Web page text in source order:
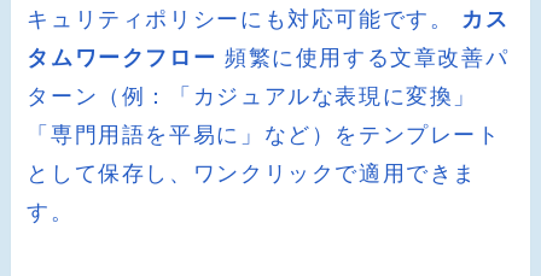
キュリティポリシーにも対応可能です。 カス
タムワークフロー 頻繁に使用する文章改善パ
ターン（例：「カジュアルな表現に変換」
「専門用語を平易に」など）をテンプレート
として保存し、ワンクリックで適用できま
す。